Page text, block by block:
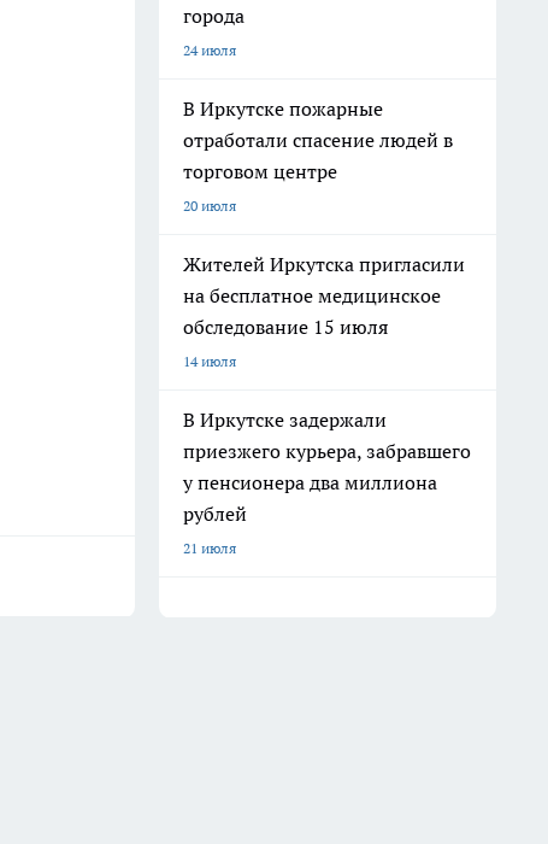
города
24 июля
В Иркутске пожарные
отработали спасение людей в
торговом центре
20 июля
Жителей Иркутска пригласили
на бесплатное медицинское
обследование 15 июля
14 июля
В Иркутске задержали
приезжего курьера, забравшего
у пенсионера два миллиона
рублей
21 июля